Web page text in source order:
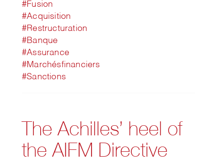
#Fusion
#Acquisition
#Restructuration
#Banque
#Assurance
#Marchésfinanciers
#Sanctions
The Achilles’ heel of
the AIFM Directive